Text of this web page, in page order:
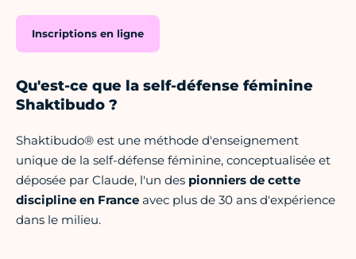
Inscriptions en ligne
Qu'est-ce que la self-défense féminine
Shaktibudo ?
Shaktibudo® est une méthode d'enseignement
unique de la self-défense féminine, conceptualisée et
déposée par Claude, l'un des pionniers de cette
discipline en France avec plus de 30 ans d'expérience
dans le milieu.